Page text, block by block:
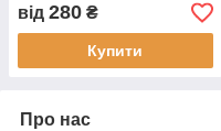
від 280 ₴
Купити
Про нас